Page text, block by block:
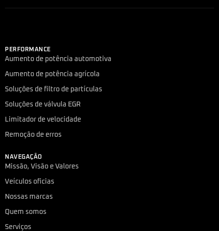
PERFORMANCE
Aumento de potência automotiva
Aumento de potência agrícola
Soluções de filtro de partículas
Soluções de válvula EGR
Limitador de velocidade
Remoção de erros
NAVEGAÇÃO
Missão, Visão e Valores
Veículos oficias
Nossas marcas
Quem somos
Serviços